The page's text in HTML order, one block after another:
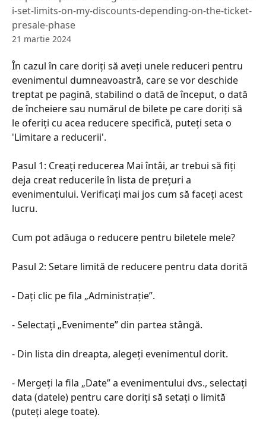
i-set-limits-on-my-discounts-depending-on-the-ticket-
presale-phase
21 martie 2024
În cazul în care doriți să aveți unele reduceri pentru
evenimentul dumneavoastră, care se vor deschide
treptat pe pagină, stabilind o dată de început, o dată
de încheiere sau numărul de bilete pe care doriți să
le oferiți cu acea reducere specifică, puteți seta o
'Limitare a reducerii'.
Pasul 1: Creați reducerea Mai întâi, ar trebui să fiți
deja creat reducerile în lista de prețuri a
evenimentului. Verificați mai jos cum să faceți acest
lucru.
Cum pot adăuga o reducere pentru biletele mele?
Pasul 2: Setare limită de reducere pentru data dorită
- Dați clic pe fila „Administrație”.
- Selectați „Evenimente” din partea stângă.
- Din lista din dreapta, alegeți evenimentul dorit.
- Mergeți la fila „Date” a evenimentului dvs., selectați
data (datele) pentru care doriți să setați o limită
(puteți alege toate).